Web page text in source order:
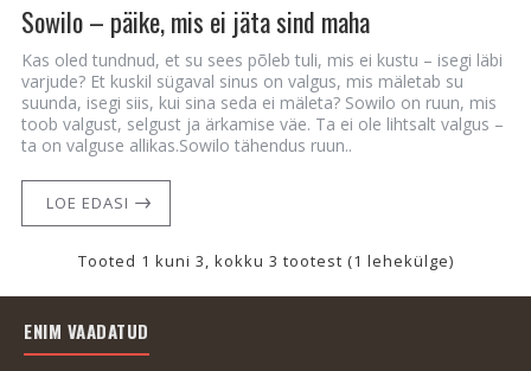
Sowilo – päike, mis ei jäta sind maha
Kas oled tundnud, et su sees põleb tuli, mis ei kustu – isegi läbi
varjude? Et kuskil sügaval sinus on valgus, mis mäletab su
suunda, isegi siis, kui sina seda ei mäleta? Sowilo on ruun, mis
toob valgust, selgust ja ärkamise väe. Ta ei ole lihtsalt valgus –
ta on valguse allikas.Sowilo tähendus ruun..
LOE EDASI
Tooted 1 kuni 3, kokku 3 tootest (1 lehekülge)
ENIM VAADATUD